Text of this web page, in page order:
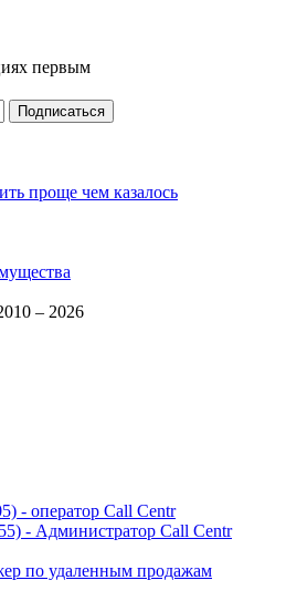
первым
проще чем казалось
– 2026
- оператор Call Centr
- Администратор Call Centr
по удаленным продажам